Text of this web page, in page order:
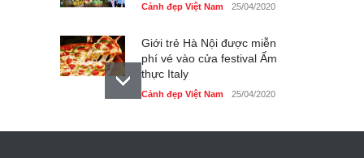
Cảnh đẹp Việt Nam 25/04/2020
Giới trẻ Hà Nội được miễn
phí vé vào cửa festival Ẩm
thực Italy
Cảnh đẹp Việt Nam 25/04/2020
Tam giác mạch khoe sắc